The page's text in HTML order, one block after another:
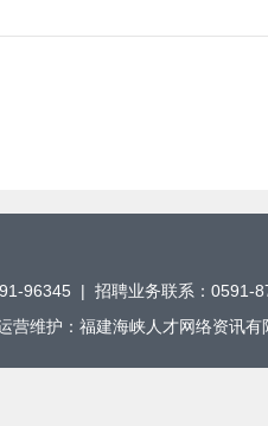
96345 | 招聘业务联系：
营维护：福建海峡人才网络资讯